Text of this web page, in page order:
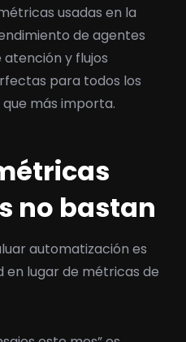
usadas en la
de agentes
y flujos
para todos los
más importa.
no bastan
automatización es
en lugar de métricas de